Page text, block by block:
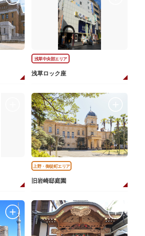
浅草中央部エリア
浅草ロック座
上野・御徒町エリア
旧岩崎邸庭園